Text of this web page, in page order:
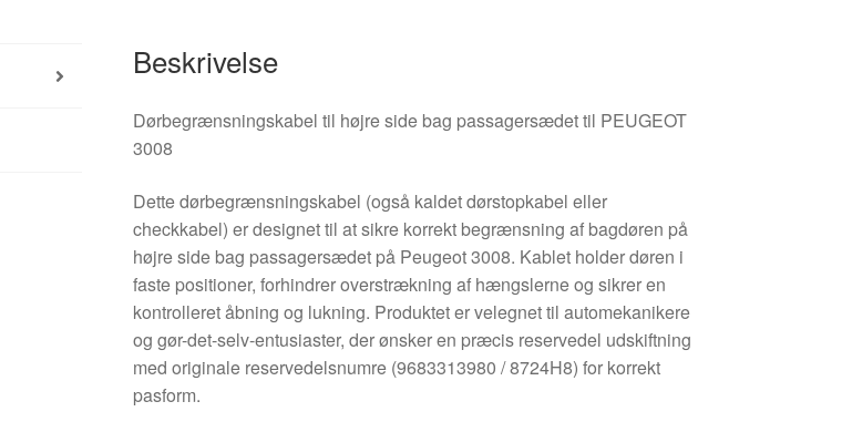
Beskrivelse
Dørbegrænsningskabel til højre side bag passagersædet til PEUGEOT
3008
Dette dørbegrænsningskabel (også kaldet dørstopkabel eller
checkkabel) er designet til at sikre korrekt begrænsning af bagdøren på
højre side bag passagersædet på Peugeot 3008. Kablet holder døren i
faste positioner, forhindrer overstrækning af hængslerne og sikrer en
kontrolleret åbning og lukning. Produktet er velegnet til automekanikere
og gør-det-selv-entusiaster, der ønsker en præcis reservedel udskiftning
med originale reservedelsnumre (9683313980 / 8724H8) for korrekt
pasform.